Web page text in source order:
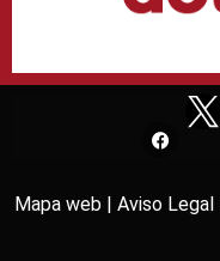
Mapa web | Aviso Legal |